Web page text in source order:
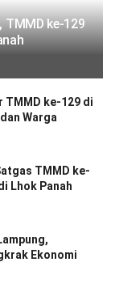
TMMD ke-129
TMMD ke-129 di
Warga
TMMD ke-
Lhok Panah
Ekonomi